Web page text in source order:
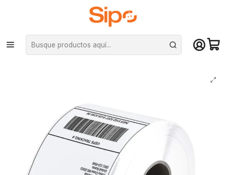
¡Compra hasta mediodía y recibe hoy! De lunes a sábado en el gran
Santiago. Envío gratis desde $29.990
Inicio Otras categorías Impresoras
Etiquetas Térmicas Autoadhesivas Premium 100x150 Mm 250 Unidades